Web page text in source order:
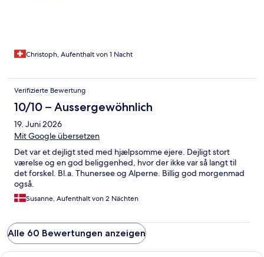
Christoph, Aufenthalt von 1 Nacht
Verifizierte Bewertung
10/10 – Aussergewöhnlich
19. Juni 2026
Mit Google übersetzen
Det var et dejligt sted med hjælpsomme ejere. Dejligt stort
værelse og en god beliggenhed, hvor der ikke var så langt til
det forskel. Bl.a. Thunersee og Alperne. Billig god morgenmad
også.
Susanne, Aufenthalt von 2 Nächten
Alle 60 Bewertungen anzeigen